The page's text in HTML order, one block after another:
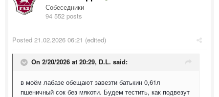
Собеседники
94 552 posts
Posted 21.02.2026 06:21 (edited)
On 2/20/2026 at 20:29, D.L. said:
в моём лабазе обещают завезти батькин 0,61л
пшеничный сок без мякоти. Будем тестить, как подвезут